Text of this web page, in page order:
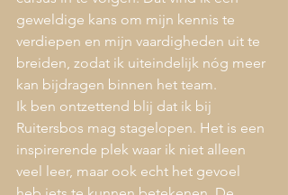
geweldige kans om mijn kennis te
verdiepen en mijn vaardigheden uit te
breiden, zodat ik uiteindelijk nóg meer
kan bijdragen binnen het team.
Ik ben ontzettend blij dat ik bij
Ruitersbos mag stagelopen. Het is een
inspirerende plek waar ik niet alleen
veel leer, maar ook echt het gevoel